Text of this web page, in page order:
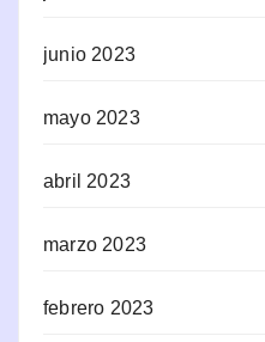
junio 2023
mayo 2023
abril 2023
marzo 2023
febrero 2023